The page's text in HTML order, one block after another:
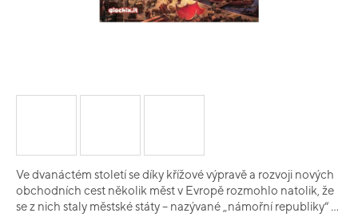
Ve dvanáctém století se díky křížové výpravě a rozvoji nových
obchodních cest několik měst v Evropě rozmohlo natolik, že
se z nich staly městské státy – nazývané „námořní republiky“ –